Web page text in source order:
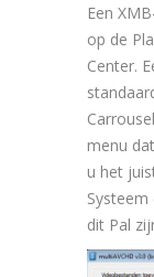
Een
op de
Center.
menu
u het
Systeem
dit Pal